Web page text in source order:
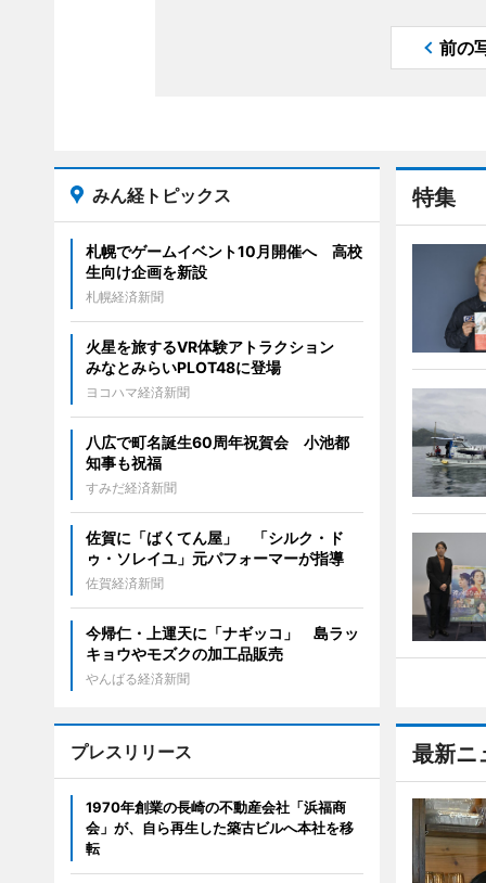
前の
特集
最新ニ
みん経トピックス
札幌でゲームイベント10月開催へ 高校
生向け企画を新設
札幌経済新聞
火星を旅するVR体験アトラクション
みなとみらいPLOT48に登場
ヨコハマ経済新聞
八広で町名誕生60周年祝賀会 小池都
知事も祝福
すみだ経済新聞
佐賀に「ばくてん屋」 「シルク・ド
ゥ・ソレイユ」元パフォーマーが指導
佐賀経済新聞
今帰仁・上運天に「ナギッコ」 島ラッ
キョウやモズクの加工品販売
やんばる経済新聞
プレスリリース
1970年創業の長崎の不動産会社「浜福商
会」が、自ら再生した築古ビルへ本社を移
転